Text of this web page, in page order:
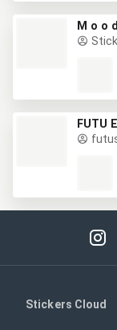
M o o
FUTU
Stickers Cloud